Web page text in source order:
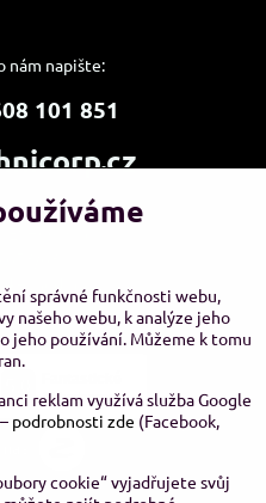
nám napište:
851
místo:
s.r.o.
– Modřany
správné funkčnosti webu,
našeho webu, k analýze jeho
jeho používání. Můžeme k tomu
reklam využívá služba Google
podrobnosti zde (Facebook,
cookie“ vyjadřujete svůj